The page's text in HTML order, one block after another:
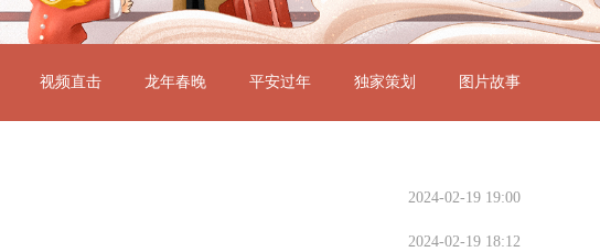
视频直击 龙年春晚 平安过年 独家策划 图片故事
2024-02-19 19:00
2024-02-19 18:12